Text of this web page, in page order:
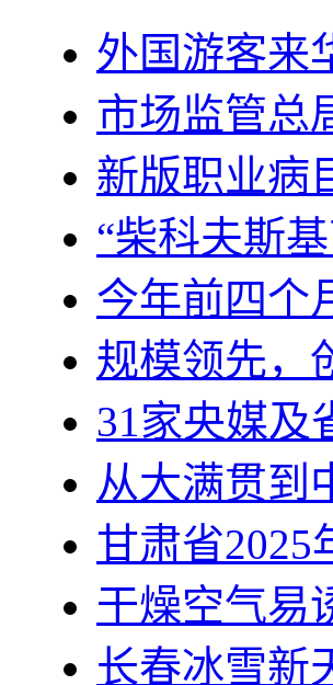
外国游客来
市场监管总
新版职业病
“柴科夫斯
今年前四个
规模领先，
31家央媒及
从大满贯到
甘肃省2025
干燥空气易
长春冰雪新